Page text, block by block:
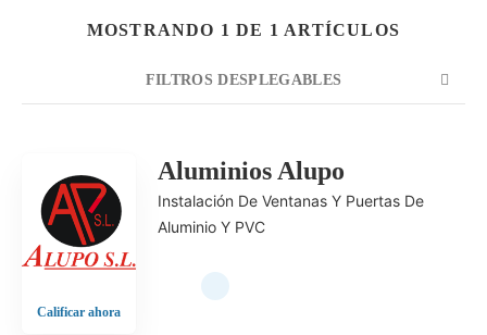
Buscar
MOSTRANDO 1 DE 1 ARTÍCULOS
FILTROS DESPLEGABLES
Calificar ahora
Aluminios Alupo
Instalación De Ventanas Y Puertas De
Aluminio Y PVC